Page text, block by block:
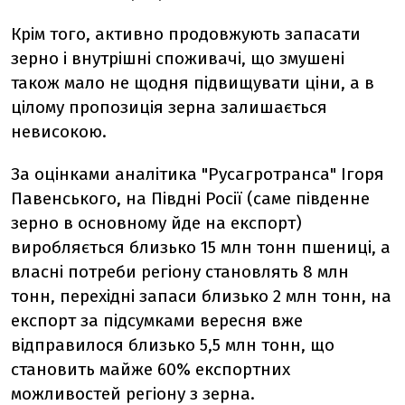
Крім того, активно продовжують запасати
зерно і внутрішні споживачі, що змушені
також мало не щодня підвищувати ціни, а в
цілому пропозиція зерна залишається
невисокою.
За оцінками аналітика "Русагротранса" Ігоря
Павенського, на Півдні Росії (саме південне
зерно в основному йде на експорт)
виробляється близько 15 млн тонн пшениці, а
власні потреби регіону становлять 8 млн
тонн, перехідні запаси близько 2 млн тонн, на
експорт за підсумками вересня вже
відправилося близько 5,5 млн тонн, що
становить майже 60% експортних
можливостей регіону з зерна.